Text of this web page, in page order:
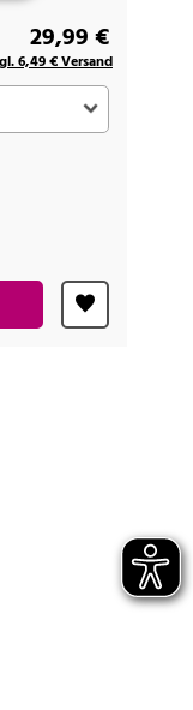
29,99 €
6,49 € Versand